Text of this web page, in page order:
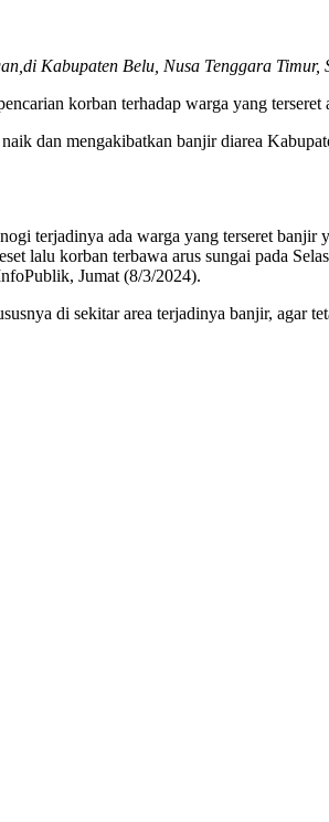
Kabupaten Belu, Nusa Tenggara
korban terhadap warga yang
dan mengakibatkan banjir diarea
terjadinya ada warga yang terseret banjir
lalu korban terbawa arus sungai pada
Jumat (8/3/2024).
di sekitar area terjadinya banjir, agar